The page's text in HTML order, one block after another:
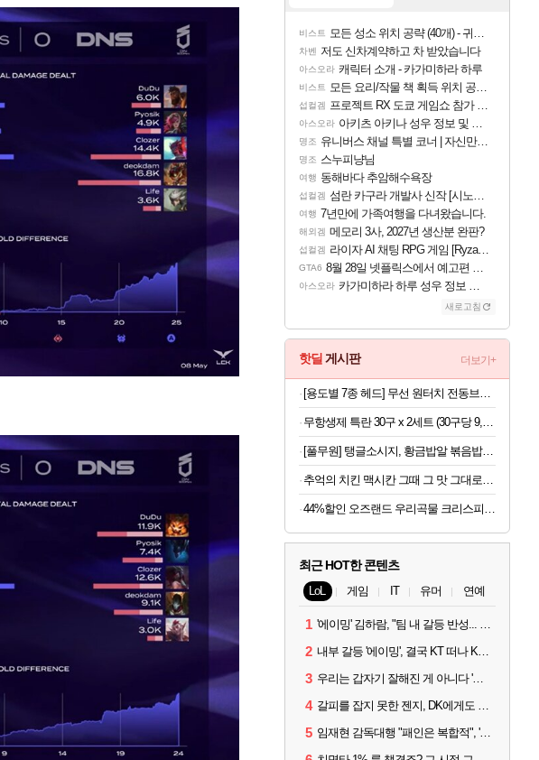
비스트 모든 성소 위치 공략 (40개) - 귀환한 영혼 도전과제
차벤 저도 신차계약하고 차 받았습니다
아스오라 캐릭터 소개 - 카가미하라 하루
비스트 모든 요리/작물 책 획득 위치 공략 (36개) - 미식가 도전과제
섭컬겜 프로젝트 RX 도쿄 게임쇼 참가 결정
아스오라 아키츠 아키나 성우 정보 및 주요 필모
명조 유니버스 채널 특별 코너 | 자신만의 스타일
명조 스누피냥님
여행 동해바다 추암해수욕장
섭컬겜 섬란 카구라 개발사 신작 [시노비 넥서스] 연내 출시 예정
여행 7년만에 가족여행을 다녀왔습니다.
해외겜 메모리 3사, 2027년 생산분 완판?
섭컬겜 라이자 AI 채팅 RPG 게임 [RyzaChat: AI] 공개
GTA6 8월 28일 넷플릭스에서 예고편 공개 예정
아스오라 카가미하라 하루 성우 정보 및 주요 필모
새로고침
핫딜 게시판 더보기+
[풀무원] 탱글소시지, 황금밥알 볶음밥 등 4개(8인)
44%할인 오즈랜드 우리곡물 크리스피롤 23곡, 660g, 1박스
최근 HOT한 콘텐츠
LoL 게임 IT 유머 연예
1 '에이밍' 김하람, "팀 내 갈등 반성... 끝까지 뛰고 싶었다"
2 내부 갈등 '에이밍', 결국 KT 떠나 KRX로...'지우'와 트레이드
3 우리는 갑자기 잘해진 게 아니다 '씨맥' 김대호 감독의 자신감
4 갈피를 잡지 못한 젠지, DK에게도 0:2 패배
5 임재현 감독대행 "패인은 복합적", '도란' "팀에 과부하 왔다"